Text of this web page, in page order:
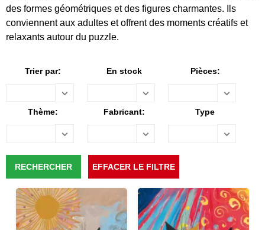
des formes géométriques et des figures charmantes. Ils
conviennent aux adultes et offrent des moments créatifs et
relaxants autour du puzzle.
Trier par: En stock Pièces:
Thème: Fabricant: Type